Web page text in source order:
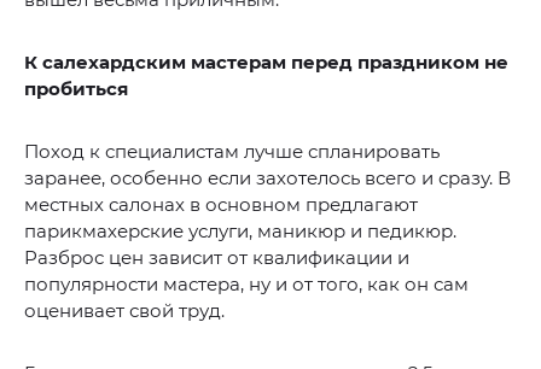
К салехардским мастерам перед праздником не
пробиться
Поход к специалистам лучше спланировать
заранее, особенно если захотелось всего и сразу. В
местных салонах в основном предлагают
парикмахерские услуги, маникюр и педикюр.
Разброс цен зависит от квалификации и
популярности мастера, ну и от того, как он сам
оценивает свой труд.